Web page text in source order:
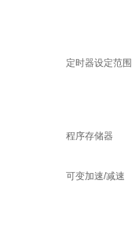
定时器设定范围
程序存储器
可变加速/减速